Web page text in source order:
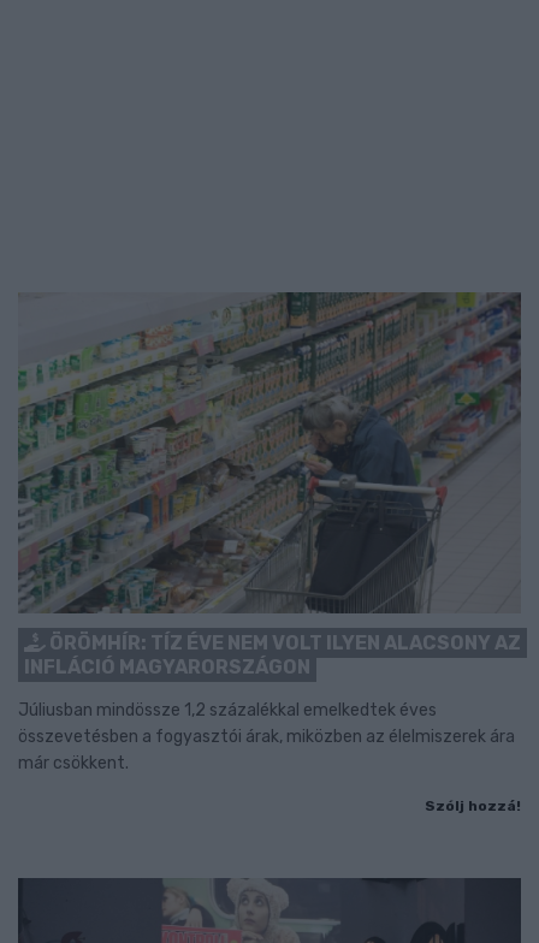
ÖRÖMHÍR: TÍZ ÉVE NEM VOLT ILYEN ALACSONY AZ
INFLÁCIÓ MAGYARORSZÁGON
Júliusban mindössze 1,2 százalékkal emelkedtek éves
összevetésben a fogyasztói árak, miközben az élelmiszerek ára
már csökkent.
Szólj hozzá!